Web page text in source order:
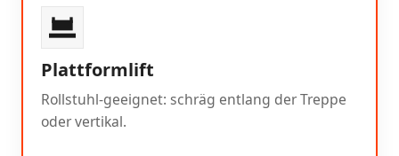
Plattformlift
Rollstuhl-geeignet: schräg entlang der Treppe
oder vertikal.